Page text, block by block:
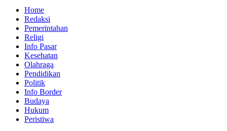
Home
Redaksi
Pemerintahan
Religi
Info Pasar
Kesehatan
Olahraga
Pendidikan
Politik
Info Border
Budaya
Hukum
Peristiwa